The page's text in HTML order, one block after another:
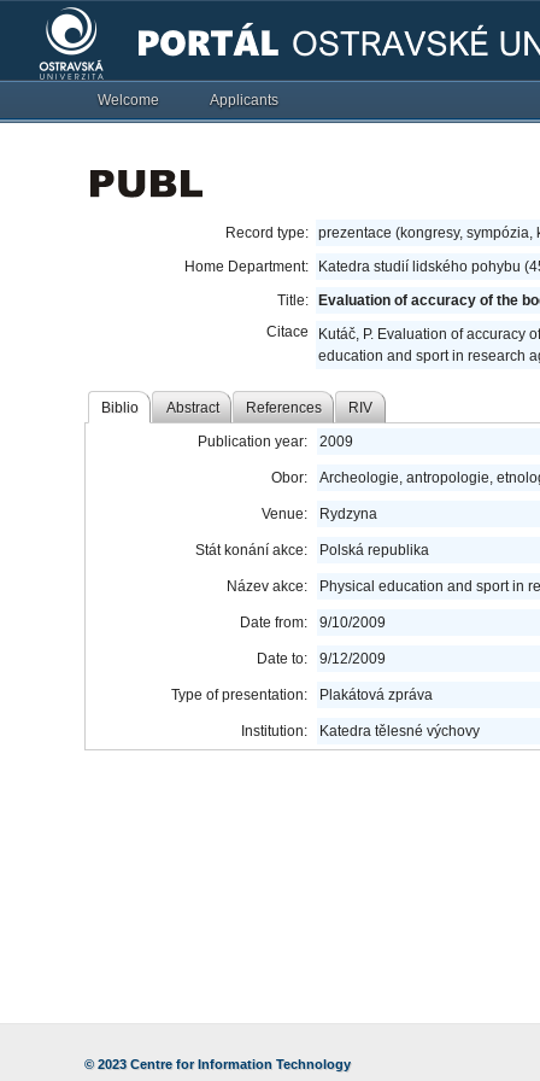
Welcome Applicants
Record type: prezentace (kongresy, sympózia,
Home Department:
Katedra studií lidského pohybu
Title:
Evaluation of accuracy of the
Citace
Kutáč, P. Evaluation of accuracy
education and sport in research
Biblio Abstract References RIV
Publication year: 2009
Obor: Archeologie, antropologie,
Venue: Rydzyna
Stát konání akce: Polská republika
Název akce: Physical education and sport in
Date from: 9/10/2009
Date to: 9/12/2009
Type of presentation: Plakátová zpráva
Institution: Katedra tělesné výchovy
© 2023 Centre for Information Technology